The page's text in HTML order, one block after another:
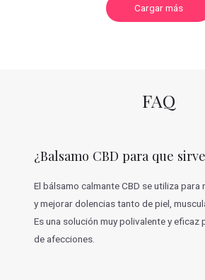
Cargar másC
r
i
o
e
s
FAQ
¿Balsamo CBD para que
El bálsamo calmante CBD se utiliza para
y mejorar dolencias tanto de piel,
Es una solución muy polivalente y eficaz
de afecciones.